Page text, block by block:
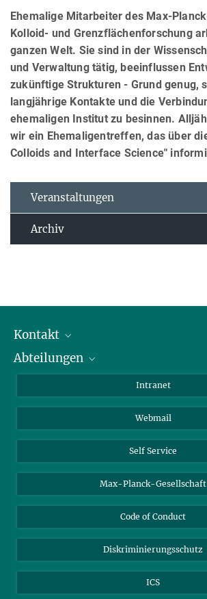
Ehemalige Mitarbeiter des Max-
Kolloid- und Grenzflächenforschung
ganzen Welt. Sie sind in der
und Verwaltung tätig, beeinflussen
zukünftige Strukturen - Grund genug,
langjährige Kontakte und die
ehemaligen Institut zu besinnen.
wir ein Ehemaligentreffen, das über
Colloids and Interface Science"
Veranstaltungen
Archiv
Kontakt
Mitarbeiterverzeichnis
Abteilungen
Biomolekulare Systeme
Kolloidchemie
Nachhaltige und Bio-inspirierte
Intranet
Webmail
Self Service
Max-Planck-Gesellschaft
Code of Conduct
Diskriminierungsschutz
ICS